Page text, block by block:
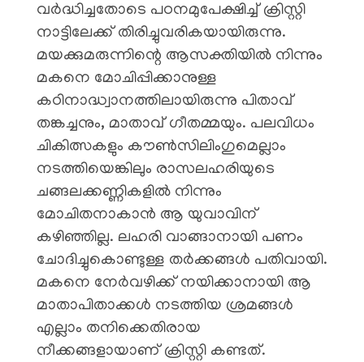
വർദ്ധിച്ചതോടെ പഠനമുപേക്ഷിച്ച് ക്രിസ്റ്റി
നാട്ടിലേക്ക് തിരിച്ചുവരികയായിരുന്നു.
മയക്കുമരുന്നിന്റെ ആസക്തിയിൽ നിന്നും
മകനെ മോചിപ്പിക്കാനുള്ള
കഠിനാദ്ധ്വാനത്തിലായിരുന്നു പിതാവ്
തങ്കച്ചനും, മാതാവ് ഗീതമ്മയും. പലവിധം
ചികിത്സകളും കൗൺസിലിംഗുമെല്ലാം
നടത്തിയെങ്കിലും രാസലഹരിയുടെ
ചങ്ങലക്കണ്ണികളിൽ നിന്നും
മോചിതനാകാൻ ആ യുവാവിന്
കഴിഞ്ഞില്ല. ലഹരി വാങ്ങാനായി പണം
ചോദിച്ചുകൊണ്ടുള്ള തർക്കങ്ങൾ പതിവായി.
മകനെ നേർവഴിക്ക് നയിക്കാനായി ആ
മാതാപിതാക്കൾ നടത്തിയ ശ്രമങ്ങൾ
എല്ലാം തനിക്കെതിരായ
നീക്കങ്ങളായാണ് ക്രിസ്റ്റി കണ്ടത്.